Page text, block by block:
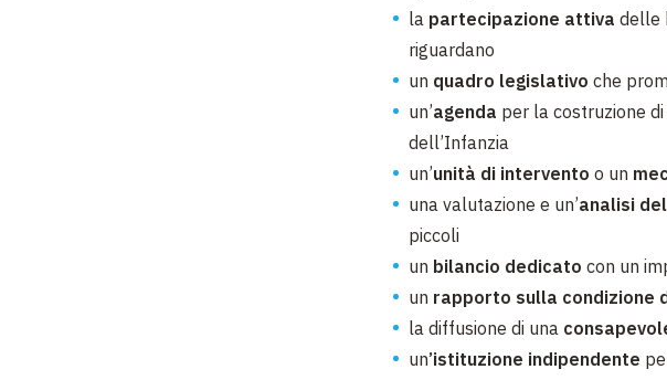
la partecipazione attiva delle
riguardano
un quadro legislativo che
un’agenda per la costruzione
dell’Infanzia
un’unità di intervento o un
una valutazione e un’analisi
piccoli
un bilancio dedicato con un
un rapporto sulla condizione
la diffusione di una
un’istituzione indipendente